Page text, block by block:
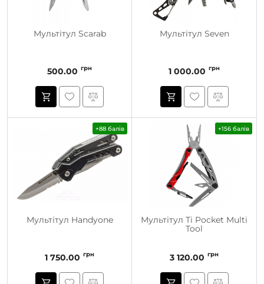
Мультітул Scarab
500.00 грн
Мультітул Seven
1 000.00 грн
+88 балів
Мультітул Handyone
1 750.00 грн
+156 балів
Мультітул Ti Pocket Multi
Tool
3 120.00 грн